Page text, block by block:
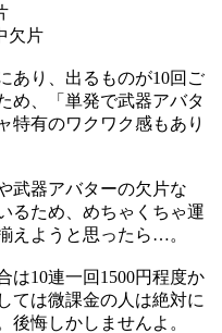
欠片
あり、出るものが10回ご
め、「単発で武器アバタ
特有のワクワク感もあり
武器アバターの欠片な
るため、めちゃくちゃ運
えようと思ったら…。
は10連一回1500円程度か
ては微課金の人は絶対に
後悔しかしませんよ。